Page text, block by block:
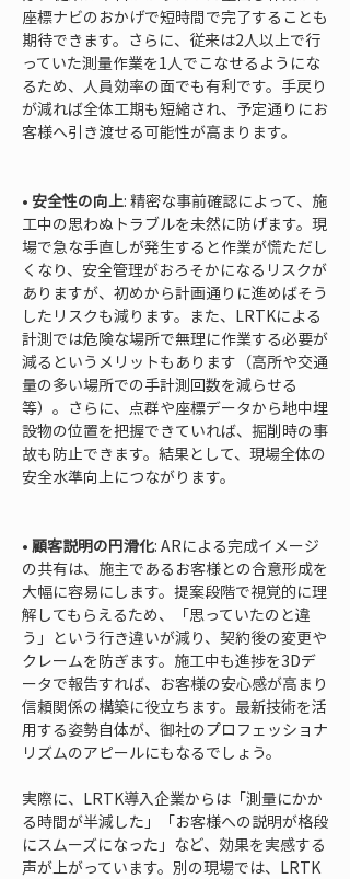
座標ナビのおかげで短時間で完了することも
期待できます。さらに、従来は2人以上で行
っていた測量作業を1人でこなせるようにな
るため、人員効率の面でも有利です。手戻り
が減れば全体工期も短縮され、予定通りにお
客様へ引き渡せる可能性が高まります。
• 安全性の向上: 精密な事前確認によって、施
工中の思わぬトラブルを未然に防げます。現
場で急な手直しが発生すると作業が慌ただし
くなり、安全管理がおろそかになるリスクが
ありますが、初めから計画通りに進めばそう
したリスクも減ります。また、LRTKによる
計測では危険な場所で無理に作業する必要が
減るというメリットもあります（高所や交通
量の多い場所での手計測回数を減らせる
等）。さらに、点群や座標データから地中埋
設物の位置を把握できていれば、掘削時の事
故も防止できます。結果として、現場全体の
安全水準向上につながります。
• 顧客説明の円滑化: ARによる完成イメージ
の共有は、施主であるお客様との合意形成を
大幅に容易にします。提案段階で視覚的に理
解してもらえるため、「思っていたのと違
う」という行き違いが減り、契約後の変更や
クレームを防ぎます。施工中も進捗を3Dデ
ータで報告すれば、お客様の安心感が高まり
信頼関係の構築に役立ちます。最新技術を活
用する姿勢自体が、御社のプロフェッショナ
リズムのアピールにもなるでしょう。
実際に、LRTK導入企業からは「測量にかか
る時間が半減した」「お客様への説明が格段
にスムーズになった」など、効果を実感する
声が上がっています。別の現場では、LRTK